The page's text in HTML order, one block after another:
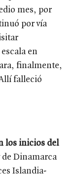
mes, por
por vía
en
finalmente,
falleció
los inicios del
Dinamarca
Islandia-